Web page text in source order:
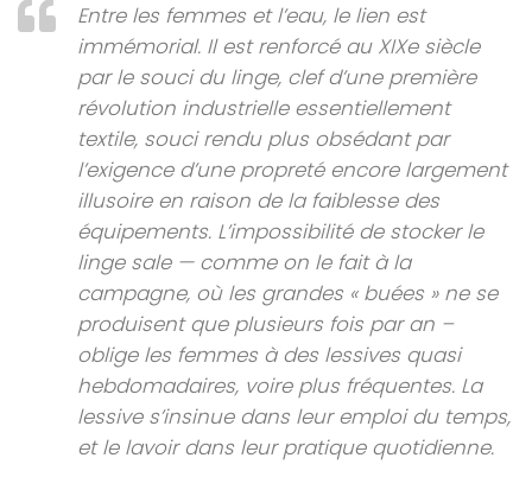
Entre les femmes et l’eau, le lien est
immémorial. Il est renforcé au XIXe siècle
par le souci du linge, clef d’une première
révolution industrielle essentiellement
textile, souci rendu plus obsédant par
l’exigence d’une propreté encore largement
illusoire en raison de la faiblesse des
équipements. L’impossibilité de stocker le
linge sale — comme on le fait à la
campagne, où les grandes « buées » ne se
produisent que plusieurs fois par an –
oblige les femmes à des lessives quasi
hebdomadaires, voire plus fréquentes. La
lessive s’insinue dans leur emploi du temps,
et le lavoir dans leur pratique quotidienne.